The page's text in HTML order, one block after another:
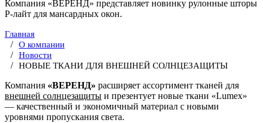
Компания «ВЕРЕНД» представляет новинку рулонные шторы
Р-лайт для мансардных окон.
Главная
О компании
Новости
НОВЫЕ ТКАНИ ДЛЯ ВНЕШНЕЙ СОЛНЦЕЗАЩИТЫ
Компания «ВЕРЕНД» расширяет ассортимент тканей для
внешней солнцезащиты и презентует новые ткани «Lumex»
— качественный и экономичный материал с новыми
уровнями пропускания света.